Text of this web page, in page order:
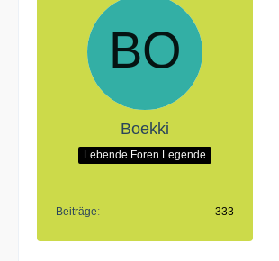
Boekki
Lebende Foren Legende
Beiträge 333